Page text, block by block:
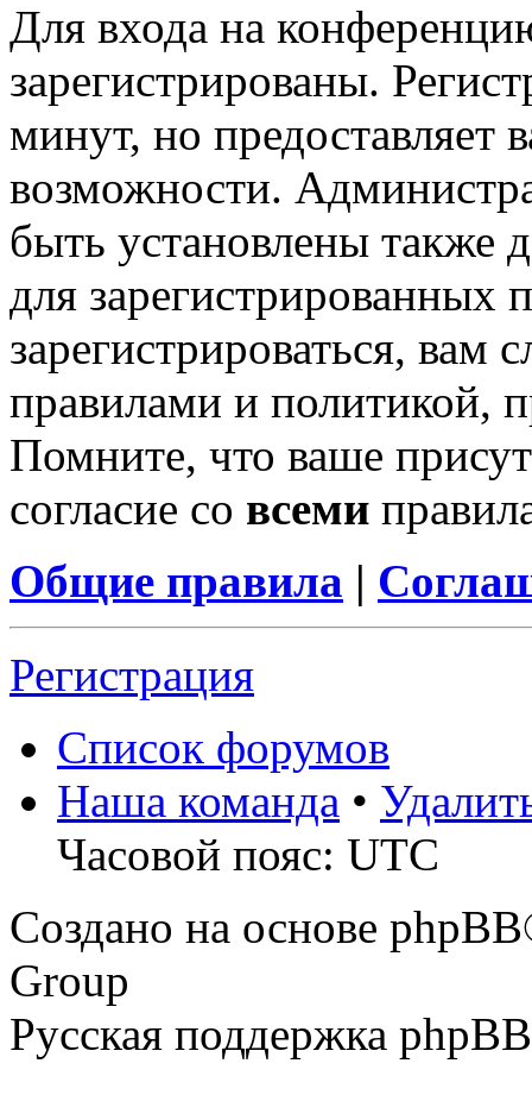
Для входа на
зарегистрированы.
минут, но предоставляет
возможности.
быть установлены также
для зарегистрированных
зарегистрироваться, вам
правилами и политикой,
Помните, что ваше
согласие со всеми
Общие правила |
Регистрация
Список форумов
Наша команда •
Часовой пояс: UTC
Создано на основе
Group
Русская поддержка phpBB